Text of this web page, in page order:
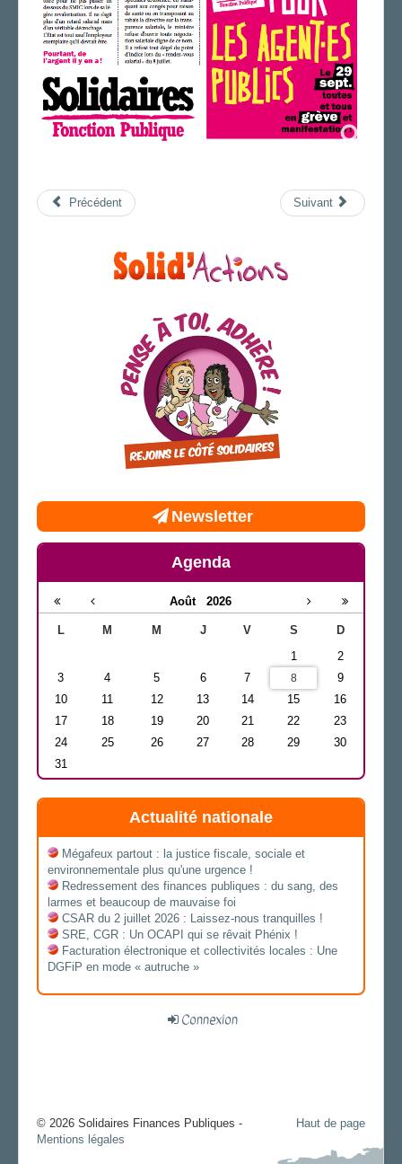
Précédent Suivant
Newsletter
Agenda
Août 2026
L M M J V S
D
1
2
3
4 5 6 7 8
9
10
11 12 13 14 15
16
17
18 19 20 21 22
23
24
25 26 27 28 29
30
31
Actualité nationale
Mégafeux partout : la justice fiscale, sociale et
environnementale plus qu'une urgence !
Redressement des finances publiques : du sang, des
larmes et beaucoup de mauvaise foi
CSAR du 2 juillet 2026 : Laissez-nous tranquilles !
SRE, CGR : Un OCAPI qui se rêvait Phénix !
Facturation électronique et collectivités locales : Une
DGFiP en mode « autruche »
Connexion
Haut de page
© 2026 Solidaires Finances Publiques -
Mentions légales